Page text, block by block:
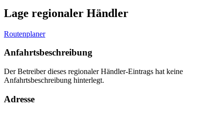
Lage regionaler Händler
Routenplaner
Anfahrtsbeschreibung
Der Betreiber dieses regionaler Händler-Eintrags hat keine
Anfahrtsbeschreibung hinterlegt.
Adresse